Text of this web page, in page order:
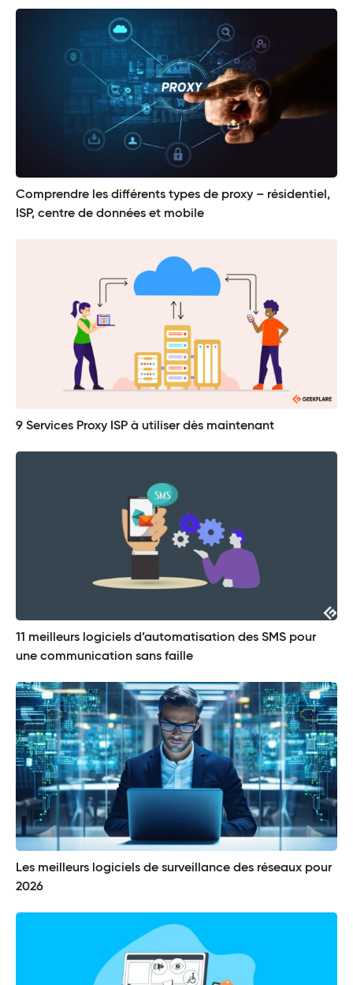
Comprendre les différents types de proxy – résidentiel,
ISP, centre de données et mobile
9 Services Proxy ISP à utiliser dès maintenant
11 meilleurs logiciels d’automatisation des SMS pour
une communication sans faille
Les meilleurs logiciels de surveillance des réseaux pour
2026